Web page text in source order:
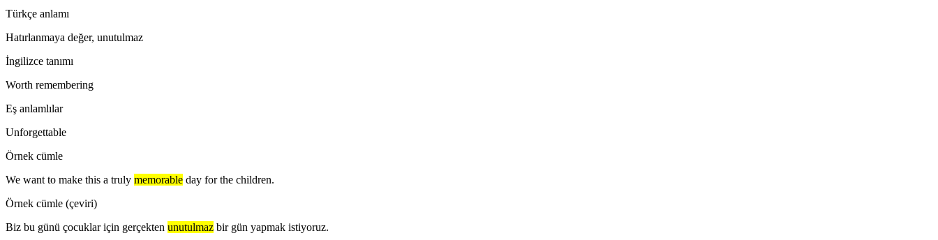
Türkçe anlamı
Hatırlanmaya değer, unutulmaz
İngilizce tanımı
Worth remembering
Eş anlamlılar
Unforgettable
Örnek cümle
We want to make this a truly memorable day for the children.
Örnek cümle (çeviri)
Biz bu günü çocuklar için gerçekten unutulmaz bir gün yapmak istiyoruz.